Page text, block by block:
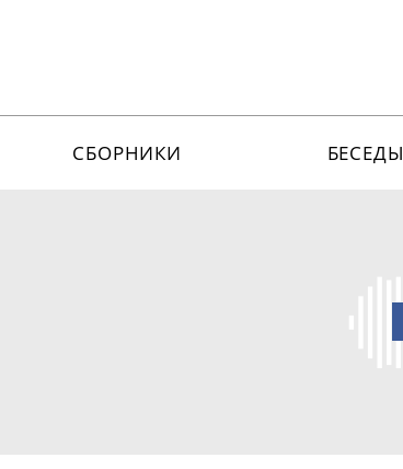
СБОРНИКИ БЕСЕДЫ